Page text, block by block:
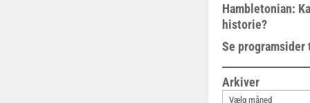
Hambletonian:
historie?
Se
Arkiver